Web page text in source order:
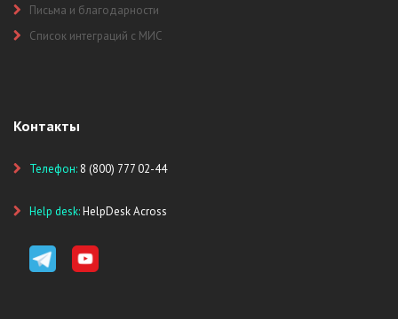
Письма и благодарности
Список интеграций с МИС
Контакты
Телефон: 8 (800) 777 02-44
Help desk:HelpDesk Across